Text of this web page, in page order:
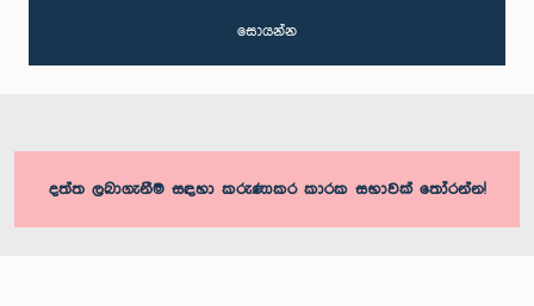
සොයන්න
දත්ත ලබාගැනීම සඳහා කරුණාකර කාරක සභාවක් තෝරන්න!